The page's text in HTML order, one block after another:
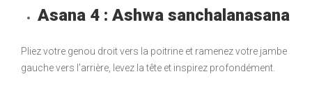
Asana 4 : Ashwa sanchalanasana
Pliez votre genou droit vers la poitrine et ramenez votre jambe
gauche vers l’arrière, levez la tête et inspirez profondément.